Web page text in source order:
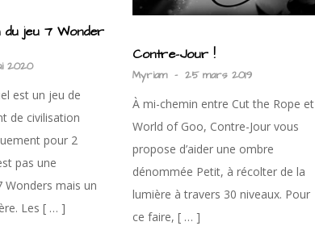
du jeu 7 Wonder
2020
est un jeu de
de civilisation
pour 2
pas une
Wonders mais un
Les [ … ]
Contre-Jour !
Myriam - 25 mars 2019
À mi-chemin entre Cut the Rope et
World of Goo, Contre-Jour vous
propose d’aider une ombre
dénommée Petit, à récolter de la
lumière à travers 30 niveaux. Pour
ce faire, [ … ]